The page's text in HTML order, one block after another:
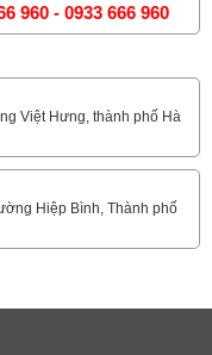
960 - 0933 666 960
Việt Hưng, thành phố Hà
Hiệp Bình, Thành phố